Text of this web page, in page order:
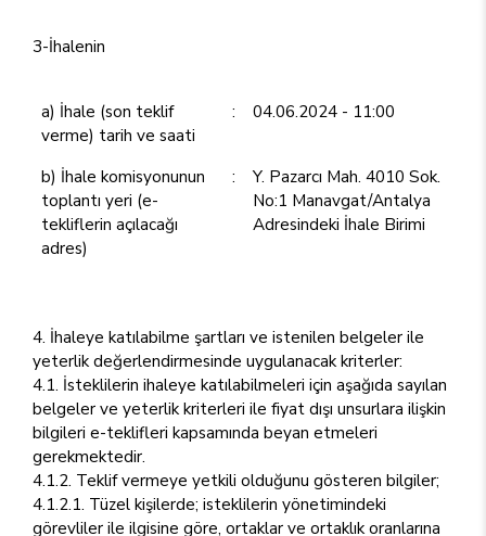
3-İhalenin
a) İhale (son teklif
verme) tarih ve saati
: 04.06.2024 - 11:00
b) İhale komisyonunun
toplantı yeri (e-
tekliflerin açılacağı
adres)
:
Y. Pazarcı Mah. 4010 Sok.
No:1 Manavgat/Antalya
Adresindeki İhale Birimi
4. İhaleye katılabilme şartları ve istenilen belgeler ile
yeterlik değerlendirmesinde uygulanacak kriterler:
4.1. İsteklilerin ihaleye katılabilmeleri için aşağıda sayılan
belgeler ve yeterlik kriterleri ile fiyat dışı unsurlara ilişkin
bilgileri e-teklifleri kapsamında beyan etmeleri
gerekmektedir.
4.1.2. Teklif vermeye yetkili olduğunu gösteren bilgiler;
4.1.2.1. Tüzel kişilerde; isteklilerin yönetimindeki
görevliler ile ilgisine göre, ortaklar ve ortaklık oranlarına